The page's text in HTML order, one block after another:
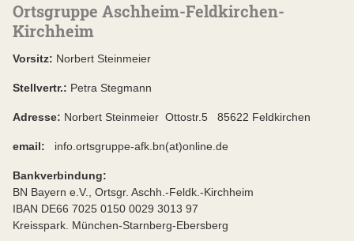
Ortsgruppe Aschheim-Feldkirchen-
Kirchheim
Vorsitz: Norbert Steinmeier
Stellvertr.: Petra Stegmann
Adresse: Norbert Steinmeier Ottostr.5 85622 Feldkirchen
email: info.ortsgruppe-afk.bn(at)online.de
Bankverbindung:
BN Bayern e.V., Ortsgr. Aschh.-Feldk.-Kirchheim
IBAN DE66 7025 0150 0029 3013 97
Kreisspark. München-Starnberg-Ebersberg